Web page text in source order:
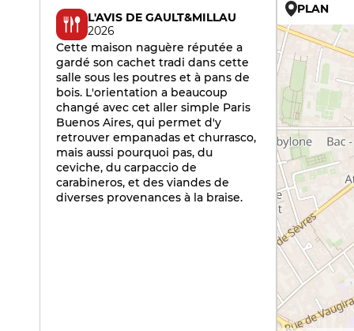
L'AVIS DE GAULT&MILLAU
2026
Cette maison naguère réputée a
gardé son cachet tradi dans cette
salle sous les poutres et à pans de
bois. L'orientation a beaucoup
changé avec cet aller simple Paris
Buenos Aires, qui permet d'y
retrouver empanadas et churrasco,
mais aussi pourquoi pas, du
ceviche, du carpaccio de
carabineros, et des viandes de
diverses provenances à la braise.
PLAN